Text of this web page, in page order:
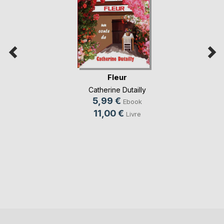
Fleur
Catherine Dutailly
5,99 € Ebook
11,00 € Livre